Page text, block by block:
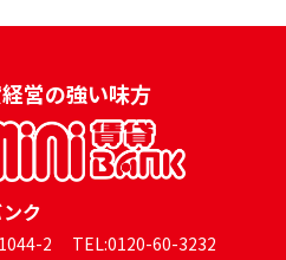
営の強い味方
ク
1044-2 TEL:0120-60-3232